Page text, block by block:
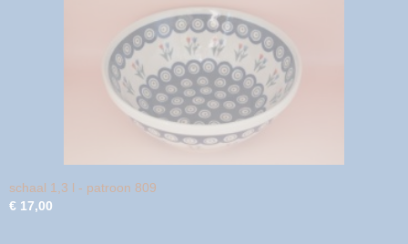
schaal 1,3 l - patroon 809
€ 17,00